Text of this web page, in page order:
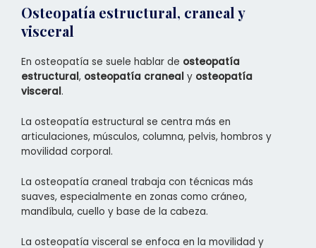
Osteopatía estructural, craneal y
visceral
En osteopatía se suele hablar de osteopatía
estructural, osteopatía craneal y osteopatía
visceral.
La osteopatía estructural se centra más en
articulaciones, músculos, columna, pelvis, hombros y
movilidad corporal.
La osteopatía craneal trabaja con técnicas más
suaves, especialmente en zonas como cráneo,
mandíbula, cuello y base de la cabeza.
La osteopatía visceral se enfoca en la movilidad y